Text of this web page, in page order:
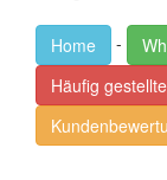
Home -
Häufig